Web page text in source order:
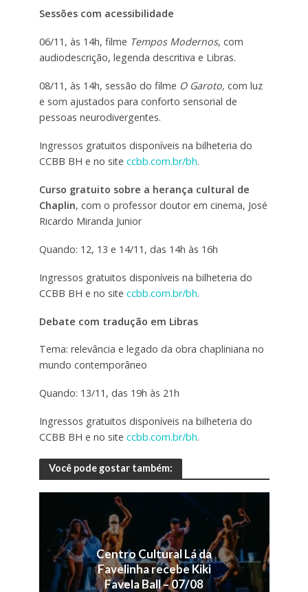
Sessões com acessibilidade
06/11, às 14h, filme Tempos Modernos, com
audiodescrição, legenda descritiva e Libras.
08/11, às 14h, sessão do filme O Garoto, com luz
e som ajustados para conforto sensorial de
pessoas neurodivergentes.
Ingressos gratuitos disponíveis na bilheteria do
CCBB BH e no site ccbb.com.br/bh.
Curso gratuito sobre a herança cultural de
Chaplin, com o professor doutor em cinema, José
Ricardo Miranda Junior
Quando: 12, 13 e 14/11, das 14h às 16h
Ingressos gratuitos disponíveis na bilheteria do
CCBB BH e no site ccbb.com.br/bh.
Debate com tradução em Libras
Tema: relevância e legado da obra chapliniana no
mundo contemporâneo
Quando: 13/11, das 19h às 21h
Ingressos gratuitos disponíveis na bilheteria do
CCBB BH e no site ccbb.com.br/bh.
Você pode gostar também:
Centro Cultural Lá da
Favelinha recebe Kiki
Favela Ball – 07/08